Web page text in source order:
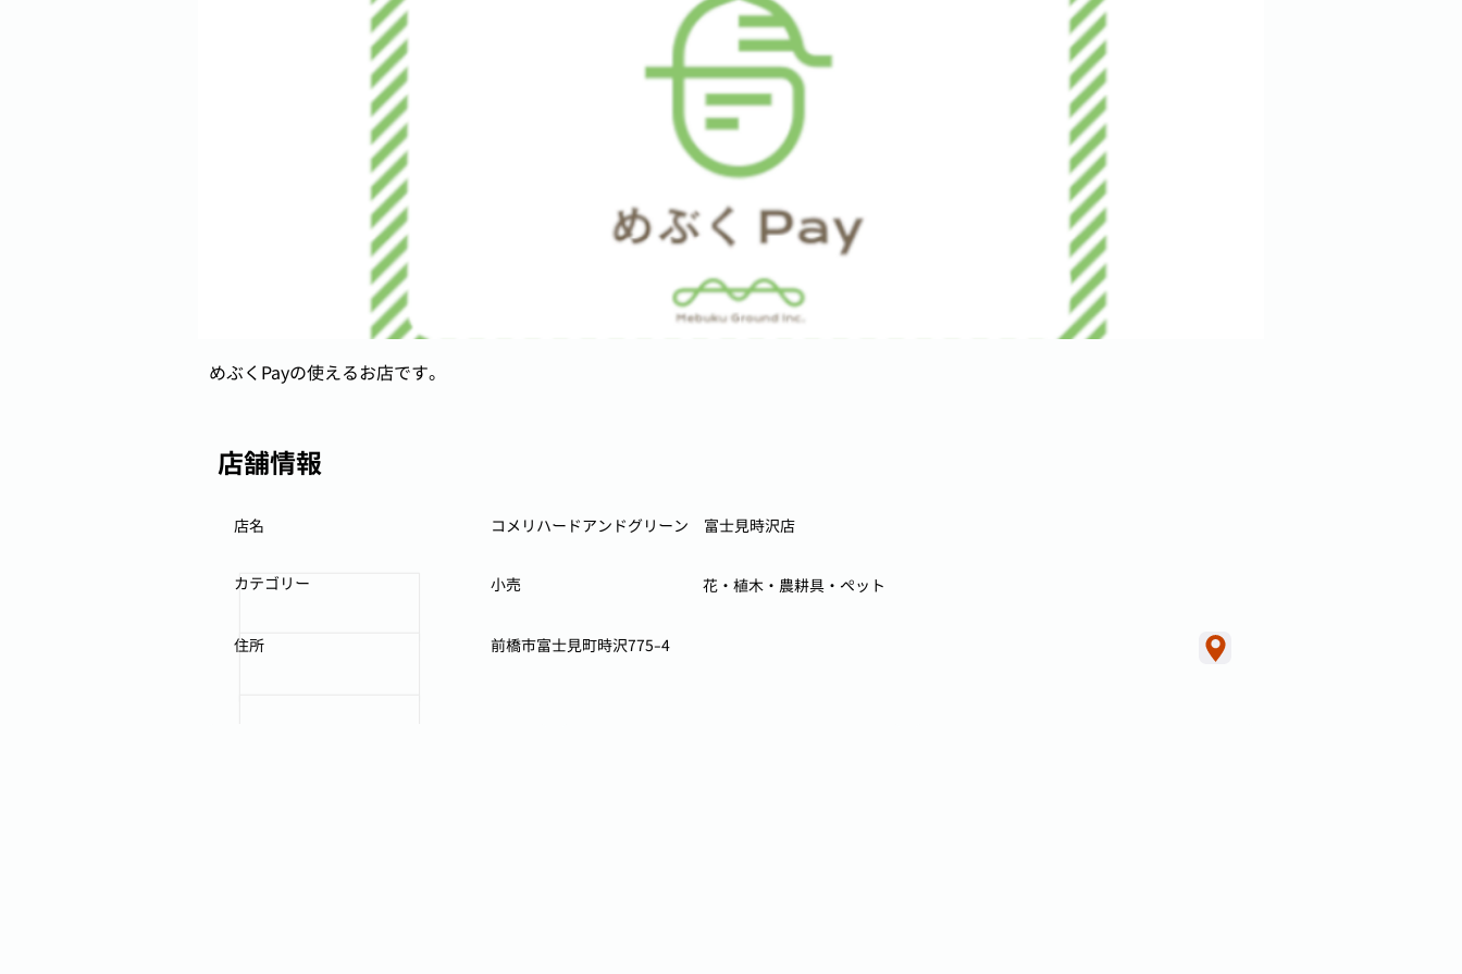
めぶくPayの使えるお店です。
店舗情報
コメリハードアンドグリーン 富士見時沢店
店名
小売
カテゴリー 花・植木・農耕具・ペット
前橋市富士見町時沢775-4
住所